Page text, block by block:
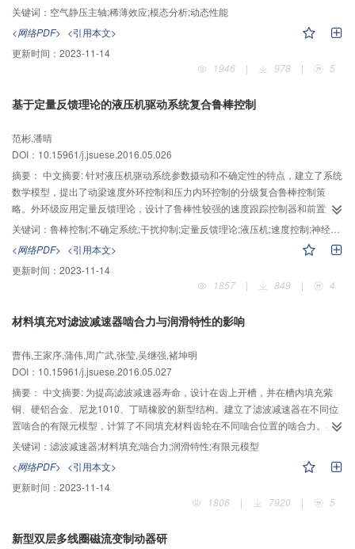
法得出稀薄效应下以及传统情况下轴承的刚度、阻尼参数，将此参数替代主轴
模态分析中采用的弹簧单元的刚度、阻尼参数，结合主轴实际工作状态，进而
分析出两种情况下的主轴的模态结果。然后，对主轴进行谐响应分析，校核之
前模态分析结果。最后，对主轴进行锤击模态试验，从而检验两种状态下的模
态分析结果。实验结果表明：稀薄效应下分析所得主轴1阶固有频率值较试验测
右，这对主轴系统以后的优化设计和精度控制方面具有一定的理论依据。
关键词： 空气静压主轴;稀薄效应;模态分析;动态性能
<网络PDF> <引用本文>
更新时间： 2023-11-14
1946
| 978 | 5
基于定量反馈理论的液压机驱动系统复合鲁棒控制
范彬,潘晴
DOI：10.15961/j.jsuese.2016.05.026
摘要： 中文摘要: 针对液压机驱动系统参数摄动和不确定性的特点，建立了系统
数学模型，提出了动梁速度外环控制和压力内环控制的分级复合鲁棒控制策
略。外环级应用定量反馈理论，设计了鲁棒性较强的速度跟踪控制器和前置滤
波器。内环级设计了基于径向基函数的神经网络扰动观测补偿器，运用
Lyapunov稳定性定理证明了提出的干扰观测器对扰动抑制的有效性，可在不确
定因素存在的情况下实现期望的系统压力跟踪控制。仿真结果表明：该控制方
案对系统不确定性的抑制作用明显，且能提高液压机驱动系统的跟踪性能，具
有较好的鲁棒稳定性，可有效实现速度切换瞬态过程的平顺性。
关键词： 鲁棒控制;不确定系统;干扰抑制;定量反馈理论;液压机;速度控制;神经网络
<网络PDF> <引用本文>
更新时间： 2023-11-14
1857
| 849 | 4
材料填充对滤波减速器啮合力与润滑特性的影响
曹伟,王家序,蒲伟,周广武,张莹,吴继强,褚坤明
DOI：10.15961/j.jsuese.2016.05.027
摘要： 中文摘要: 为提高滤波减速器寿命，设计在齿上开槽，并在槽内填充紫
铜、硬铝合金、尼龙1010、丁晴橡胶的新型结构。建立了滤波减速器在不同位
置啮合的有限元模型，计算了不同填充材料齿轮在不同啮合位置的啮合力。在
此基础上建立了考虑齿面粗糙度的滤波减速器混合润滑模型，分析了转速对不
同填充材料滤波减速器润滑特性的影响。有限元模型计算结果表明：材料填充
可以增加滤波减速器轮齿啮合对数，有效减小啮合力，齿面最大接触力随着填
充材料弹性模量的减小而减小。润滑计算结果表明，材料填充可以增大齿面间
平均油膜厚度，有效提高滤波减速器润滑性能。在转速小于1 500 r/min时，通
积比的影响不明显；在啮入啮出点时，转速大于1 500 r/min时，材料填充可以
关键词： 滤波减速器;材料填充;啮合力;润滑特性;有限元模型
<网络PDF> <引用本文>
更新时间： 2023-11-14
1806
| 7920 | 5
新型双层多线圈磁流变制动器研